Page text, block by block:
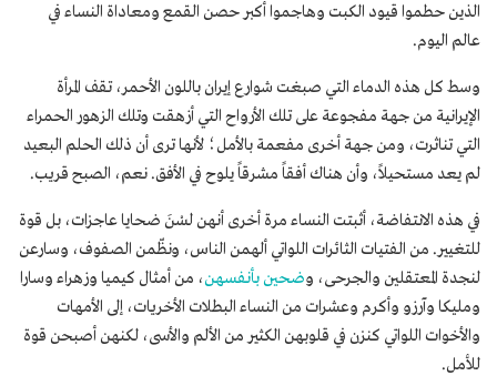
الذين حطموا قيود الكبت وهاجموا أكبر حصن القمع ومعاداة النساء في
عالم اليوم.
وسط كل هذه الدماء التي صبغت شوارع إيران باللون الأحمر، تقف المرأة
الإيرانية من جهة مفجوعة على تلك الأرواح التي أزهقت وتلك الزهور الحمراء
التي تناثرت، ومن جهة أخرى مفعمة بالأمل؛ لأنها ترى أن ذلك الحلم البعيد
لم يعد مستحيلاً، وأن هناك أفقاً مشرقاً يلوح في الأفق. نعم، الصبح قريب.
في هذه الانتفاضة، أثبتت النساء مرة أخرى أنهن لسْنَ ضحايا عاجزات، بل قوة
للتغيير. من الفتيات الثائرات اللواتي ألهمن الناس، ونظّمن الصفوف، وسارعن
لنجدة المعتقلين والجرحى، وضحين بأنفسهن، من أمثال كيميا وزهراء وسارا
ومليكا وآرزو وأكرم وعشرات من النساء البطلات الأخريات، إلى الأمهات
والأخوات اللواتي كنزن في قلوبهن الكثير من الألم والأسى، لكنهن أصبحن قوة
للأمل.